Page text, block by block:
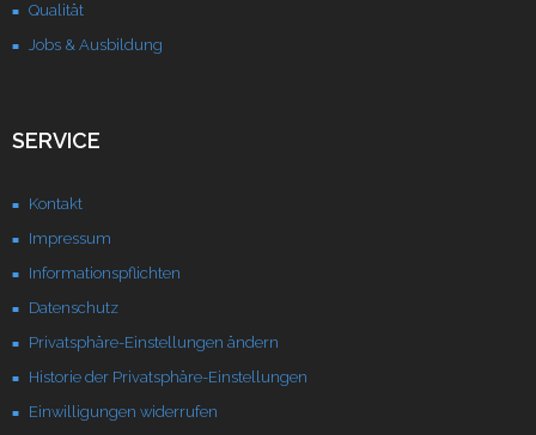
Qualität
Jobs & Ausbildung
SERVICE
Kontakt
Impressum
Informationspflichten
Datenschutz
Privatsphäre-Einstellungen ändern
Historie der Privatsphäre-Einstellungen
Einwilligungen widerrufen